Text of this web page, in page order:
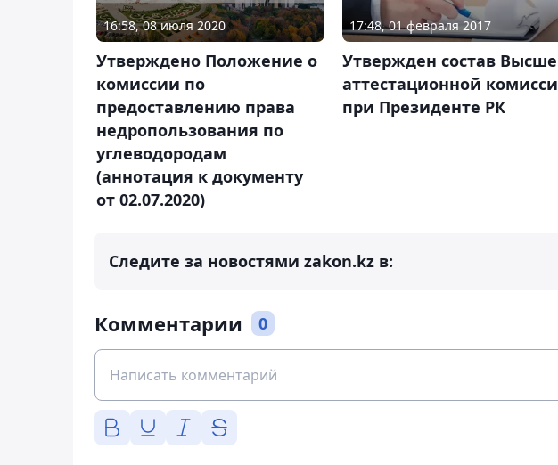
16:58, 08 июля 2020
Утверждено Положение о
комиссии по
предоставлению права
недропользования по
углеводородам
(аннотация к документу
от 02.07.2020)
17:48, 01 февраля 2017
Утвержден состав
аттестационной
при Президенте РК
Следите за новостями zakon.kz в:
Комментарии 0